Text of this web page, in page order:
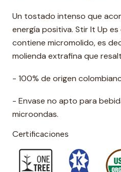
Un tostado intenso que
energía positiva. Stir It Up
contiene micromolido, es
molienda extrafina que
- 100% de origen
- Envase no apto para
microondas.
Certificaciones